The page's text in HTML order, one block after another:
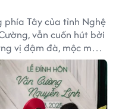
phía Tây của tỉnh Nghệ
vẫn cuốn hút bởi
vị đậm đà, mộc mạc